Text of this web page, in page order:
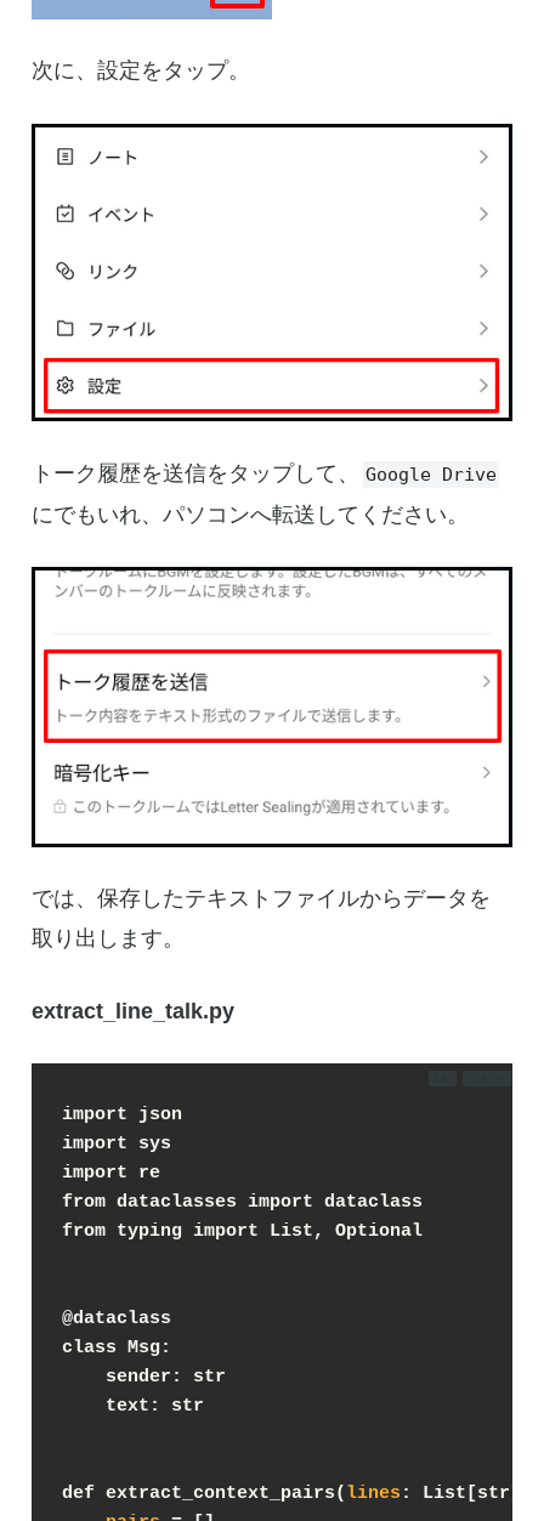
次に、設定をタップ。
トーク履歴を送信をタップして、 Google Drive
にでもいれ、パソコンへ転送してください。
では、保存したテキストファイルからデータを
取り出します。
extract_line_talk.py
import json
import sys
import re
from dataclasses import dataclass
from typing import List, Optional
@dataclass
class Msg:
    sender: str
    text: str
def extract_context_pairs(lines : List[str],